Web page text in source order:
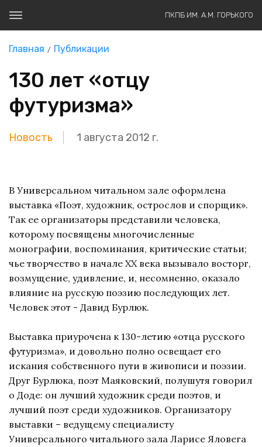
ПКПБ ИМ. А.М. ГОРЬКОГО
Главная Публикации
130 лет «отцу
футуризма»
Новость 1 августа 2012 г.
В Универсальном читальном зале оформлена
выставка «Поэт, художник, острослов и спорщик».
Так ее организаторы представили человека,
которому посвящены многочисленные
монографии, воспоминания, критические статьи;
чье творчество в начале ХХ века вызывало восторг,
возмущение, удивление, и, несомненно, оказало
влияние на русскую поэзию последующих лет.
Человек этот - Давид Бурлюк.
Выставка приурочена к 130-летию «отца русского
футуризма», и довольно полно освещает его
искания собственного пути в живописи и поэзии.
Друг Бурлюка, поэт Маяковский, полушутя говорил
о Доде: он лучший художник среди поэтов, и
лучший поэт среди художников. Организатору
выставки – ведущему специалисту
Универсального читального зала Ларисе Яловега